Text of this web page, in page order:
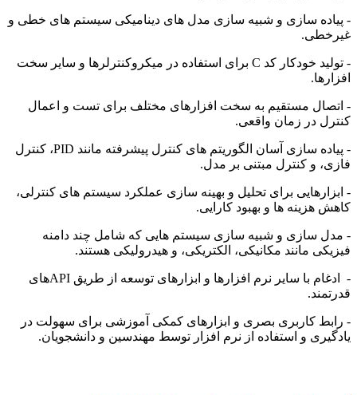
- پیاده سازی و شبیه سازی مدل های دینامیکی سیستم های خطی و
غیرخطی.
- تولید خودکار کد C برای استفاده در میکروکنترلرها و سایر سخت
افزارها.
- اتصال مستقیم به سخت افزارهای مختلف برای تست و اعمال
کنترل در زمان واقعی.
- پیاده سازی آسان الگوریتم های کنترل پیشرفته مانند PID، کنترل
فازی، و کنترل مبتنی بر مدل.
- ابزارهایی برای تحلیل و بهینه سازی عملکرد سیستم های کنترلی،
کاهش هزینه ها و بهبود کارایی.
- مدل سازی و شبیه سازی سیستم هایی که شامل چند دامنه
فیزیکی مانند مکانیکی، الکتریکی، و هیدرولیکی هستند.
- ادغام با سایر نرم افزارها و ابزارهای توسعه از طریق APIهای
قدرتمند.
- رابط کاربری بصری و ابزارهای کمکی آموزشی برای سهولت در
یادگیری و استفاده از نرم افزار توسط مهندسین و دانشجویان.